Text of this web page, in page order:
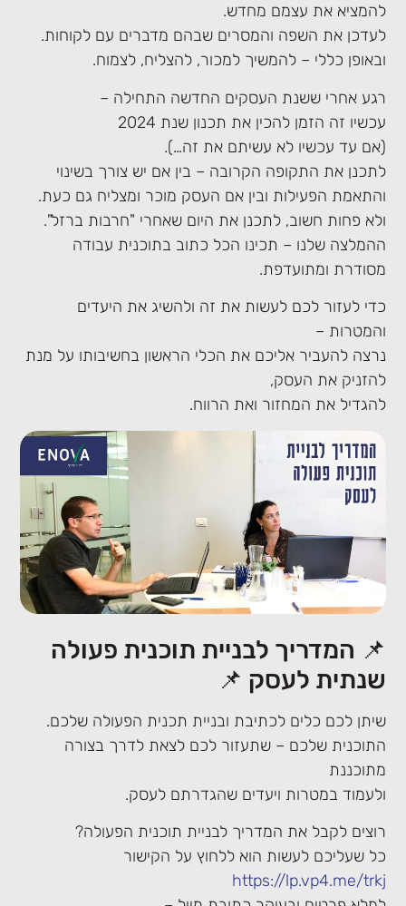
להמציא את עצמם מחדש.
לעדכן את השפה והמסרים שבהם מדברים עם לקוחות.
ובאופן כללי – להמשיך למכור, להצליח, לצמוח.
רגע אחרי ששנת העסקים החדשה התחילה –
עכשיו זה הזמן להכין את תכנון שנת 2024
(אם עד עכשיו לא עשיתם את זה…).
לתכנן את התקופה הקרובה – בין אם יש צורך בשינוי
והתאמת הפעילות ובין אם העסק מוכר ומצליח גם כעת.
ולא פחות חשוב, לתכנן את היום שאחרי "חרבות ברזל".
ההמלצה שלנו – תכינו הכל כתוב בתוכנית עבודה
מסודרת ומתועדפת.
כדי לעזור לכם לעשות את זה ולהשיג את היעדים
והמטרות –
נרצה להעביר אליכם את הכלי הראשון בחשיבותו על מנת
להזניק את העסק,
להגדיל את המחזור ואת הרווח.
📌 המדריך לבניית תוכנית פעולה
שנתית לעסק 📌
שיתן לכם כלים לכתיבת ובניית תכנית הפעולה שלכם.
התוכנית שלכם – שתעזור לכם לצאת לדרך בצורה
מתוכננת
ולעמוד במטרות ויעדים שהגדרתם לעסק.
רוצים לקבל את המדריך לבניית תוכנית הפעולה?
כל שעליכם לעשות הוא ללחוץ על הקישור
https://lp.vp4.me/trkj